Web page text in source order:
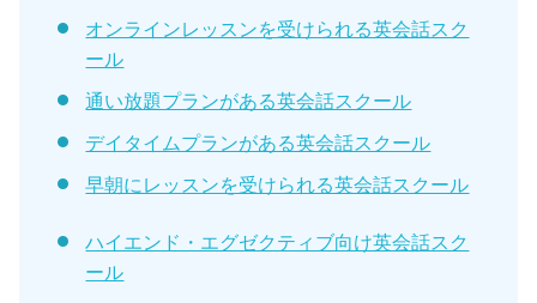
オンラインレッスンを受けられる英会話スク
ール
通い放題プランがある英会話スクール
デイタイムプランがある英会話スクール
早朝にレッスンを受けられる英会話スクール
ハイエンド・エグゼクティブ向け英会話スク
ール